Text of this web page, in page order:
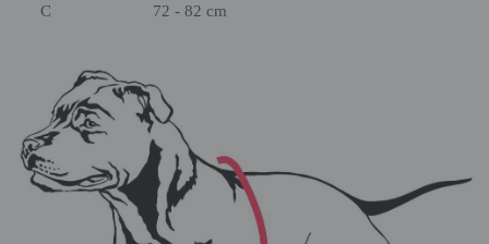
C
72 - 82 cm